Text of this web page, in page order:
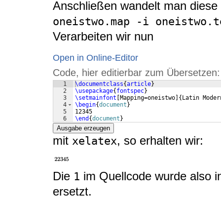
Anschließen wandelt man
oneistwo.map -i
Verarbeiten wir nun
Open in Online-Editor
Code, hier editierbar zum Übersetzen:
1
2
3
4
5
6
\documentclass{article}
\usepackage{ fontspec}
\setmainfont
Mapping=oneistwo { Latin
\begin{document }
12345
\end {document }
Ausgabe erzeugen
mit xelatex, so erhalten wir:
Die 1 im Quellcode wurde also
ersetzt.